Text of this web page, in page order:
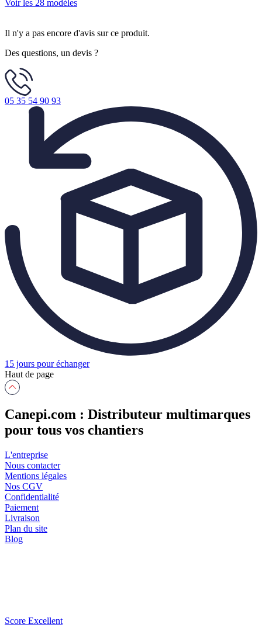
Voir les 28 modèles
Il n'y a pas encore d'avis sur ce produit.
Des questions, un devis ?
05 35 54 90 93
15 jours pour échanger
Haut de page
Canepi.com : Distributeur multimarques
pour tous vos chantiers
L'entreprise
Nous contacter
Mentions légales
Nos CGV
Confidentialité
Paiement
Livraison
Plan du site
Blog
Score Excellent